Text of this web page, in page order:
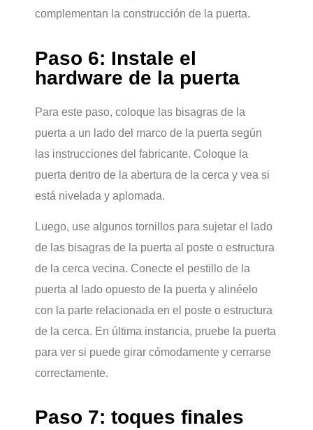
complementan la construcción de la puerta.
Paso 6: Instale el
hardware de la puerta
Para este paso, coloque las bisagras de la
puerta a un lado del marco de la puerta según
las instrucciones del fabricante. Coloque la
puerta dentro de la abertura de la cerca y vea si
está nivelada y aplomada.
Luego, use algunos tornillos para sujetar el lado
de las bisagras de la puerta al poste o estructura
de la cerca vecina. Conecte el pestillo de la
puerta al lado opuesto de la puerta y alinéelo
con la parte relacionada en el poste o estructura
de la cerca. En última instancia, pruebe la puerta
para ver si puede girar cómodamente y cerrarse
correctamente.
Paso 7: toques finales